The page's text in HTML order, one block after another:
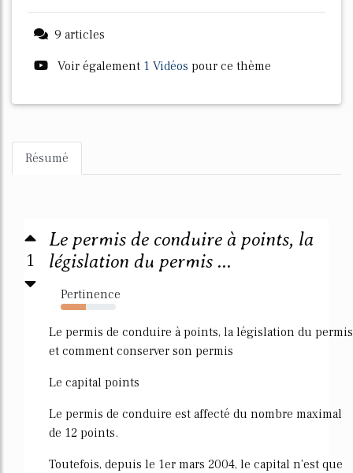
9 articles
Voir également 1 Vidéos pour ce thème
Résumé
1
Le permis de conduire à points, la
législation du permis ...
Pertinence
46%
Le permis de conduire à points, la législation du permis
et comment conserver son permis
Le capital points
Le permis de conduire est affecté du nombre maximal
de 12 points.
Toutefois, depuis le 1er mars 2004, le capital n'est que